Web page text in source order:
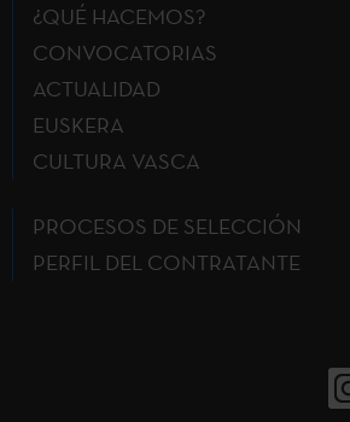
¿QUÉ HACEMOS?
CONVOCATORIAS
ACTUALIDAD
EUSKERA
CULTURA VASCA
PROCESOS DE SELECCIÓN
PERFIL DEL CONTRATANTE